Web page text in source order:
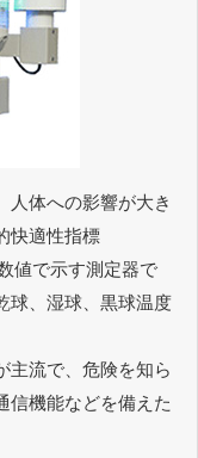
人体への影響が大き
快適性指標
値で示す測定器で
球、湿球、黒球温度
主流で、危険を知ら
信機能などを備えた